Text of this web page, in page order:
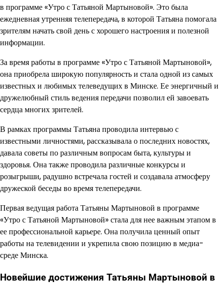
в программе «Утро с Татьяной Мартыновой». Это была
ежедневная утренняя телепередача, в которой Татьяна помогала
зрителям начать свой день с хорошего настроения и полезной
информации.
За время работы в программе «Утро с Татьяной Мартыновой»,
она приобрела широкую популярность и стала одной из самых
известных и любимых телеведущих в Минске. Ее энергичный и
дружелюбный стиль ведения передачи позволил ей завоевать
сердца многих зрителей.
В рамках программы Татьяна проводила интервью с
известными личностями, рассказывала о последних новостях,
давала советы по различным вопросам быта, культуры и
здоровья. Она также проводила различные конкурсы и
розыгрыши, радушно встречала гостей и создавала атмосферу
дружеской беседы во время телепередачи.
Первая ведущая работа Татьяны Мартыновой в программе
«Утро с Татьяной Мартыновой» стала для нее важным этапом в
ее профессиональной карьере. Она получила ценный опыт
работы на телевидении и укрепила свою позицию в медиа-
среде Минска.
Новейшие достижения Татьяны Мартыновой в